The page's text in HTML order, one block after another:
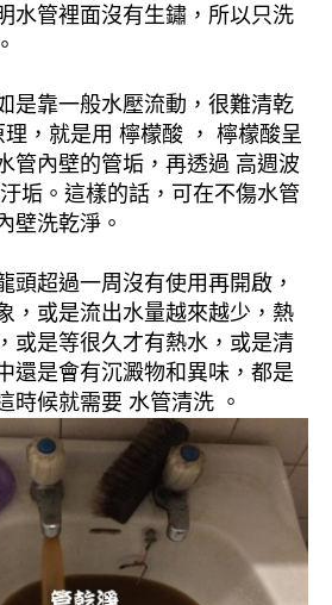
水管裡面沒有生鏽，所以只洗
是靠一般水壓流動，很難清乾
，就是用 檸檬酸 ， 檸檬酸呈
管內壁的管垢，再透過 高週波
垢。這樣的話，可在不傷水管
壁洗乾淨。
頭超過一周沒有使用再開啟，
，或是流出水量越來越少，熱
或是等很久才有熱水，或是清
還是會有沉澱物和異味，都是
時候就需要 水管清洗 。